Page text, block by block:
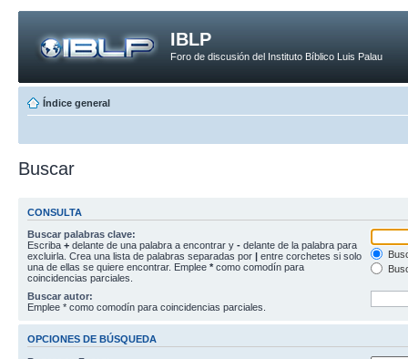
IBLP
Foro de discusión del Instituto Bíblico Luis Palau
Índice general
Buscar
CONSULTA
Buscar palabras clave:
Escriba + delante de una palabra a encontrar y - delante de la palabra para
excluirla. Crea una lista de palabras separadas por | entre corchetes si solo
una de ellas se quiere encontrar. Emplee * como comodín para
coincidencias parciales.
Buscar autor:
Emplee * como comodín para coincidencias parciales.
OPCIONES DE BÚSQUEDA